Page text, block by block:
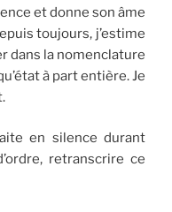
et donne son âme
toujours, j’estime
dans la nomenclature
à part entière. Je
en silence durant
retranscrire ce